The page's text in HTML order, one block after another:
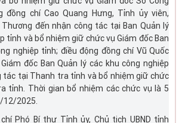
đồng chí Cao Quang Hưng, Tỉnh ủy viên,
Thương đến nhận công tác tại Ban Quản lý
tỉnh và bổ nhiệm giữ chức vụ Giám đốc Ban
nghiệp tỉnh; điều động đồng chí Vũ Quốc
đốc Ban Quản lý các khu công nghiệp
tác tại Thanh tra tỉnh và bổ nhiệm giữ chức
tỉnh. Thời gian bổ nhiệm các chức vụ là 5
12/2025.
Phó Bí thư Tỉnh ủy, Chủ tịch UBND tỉnh